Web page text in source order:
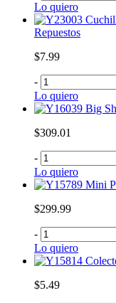
Lo quiero
Repuestos
$7.99
-
Lo quiero
Big
$309.01
-
Lo quiero
Mini
$299.99
-
Lo quiero
$5.49